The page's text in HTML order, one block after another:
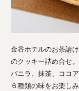
金谷ホテルのお茶請
のクッキー詰め合せ。
バニラ、抹茶、ココ
６種類の味をお楽しみ